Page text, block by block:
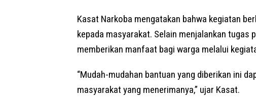
Kasat Narkoba mengatakan bahwa kegiatan
kepada masyarakat. Selain menjalankan tugas
memberikan manfaat bagi warga melalui
“Mudah-mudahan bantuan yang diberikan ini
masyarakat yang menerimanya,” ujar Kasat.